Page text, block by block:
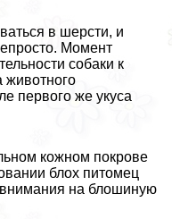
в шерсти, и
Момент
собаки к
животного
первого же укуса
кожном покрове
блох питомец
на блошиную